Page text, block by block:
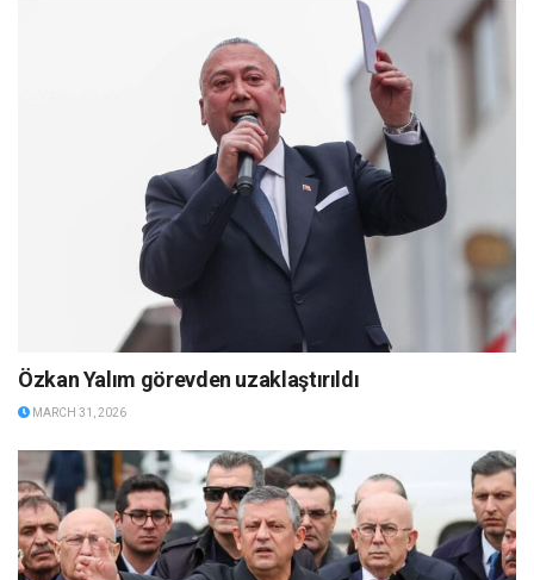
Özkan Yalım görevden uzaklaştırıldı
MARCH 31, 2026